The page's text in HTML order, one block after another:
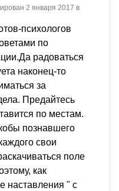
2 января 2017 в
психологов
по
радоваться
наконец-то
за
Предайтесь
по местам.
познавшего
свои
поле
как
наставления " с